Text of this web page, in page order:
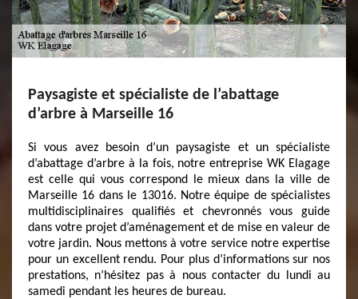
Paysagiste et spécialiste de l’abattage
d’arbre à Marseille 16
Si vous avez besoin d’un paysagiste et un spécialiste
d’abattage d’arbre à la fois, notre entreprise WK Elagage
est celle qui vous correspond le mieux dans la ville de
Marseille 16 dans le 13016. Notre équipe de spécialistes
multidisciplinaires qualifiés et chevronnés vous guide
dans votre projet d’aménagement et de mise en valeur de
votre jardin. Nous mettons à votre service notre expertise
pour un excellent rendu. Pour plus d’informations sur nos
prestations, n’hésitez pas à nous contacter du lundi au
samedi pendant les heures de bureau.